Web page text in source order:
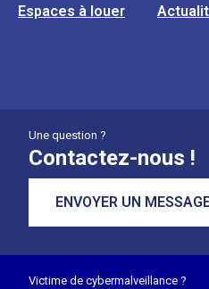
Espaces à louer
Une question ?
Contactez-nous !
ENVOYER UN
Victime de cybermalveillance ?